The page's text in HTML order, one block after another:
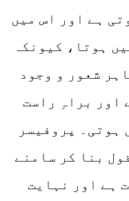
ہے اور اس میں
ہوتا، کیونکہ
شعور و وجود
اور براہِ راست
ہوتی۔ پروفیسر
بنا کر سامنے
ہے اور نہایت